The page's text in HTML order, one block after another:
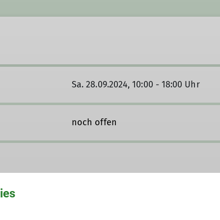
Sa. 28.09.2024, 10:00 - 18:00 Uhr
noch offen